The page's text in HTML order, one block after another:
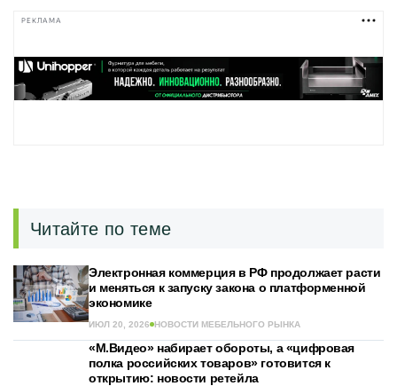
РЕКЛАМА
Читайте по теме
Электронная коммерция в РФ продолжает расти
и меняться к запуску закона о платформенной
экономике
ИЮЛ 20, 2026 НОВОСТИ МЕБЕЛЬНОГО РЫНКА
«М.Видео» набирает обороты, а «цифровая
полка российских товаров» готовится к
открытию: новости ретейла